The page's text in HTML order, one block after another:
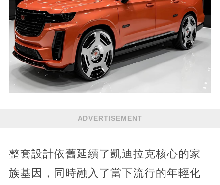
ADVERTISEMENT
整套設計依舊延續了凱迪拉克核心的家
族基因，同時融入了當下流行的年輕化